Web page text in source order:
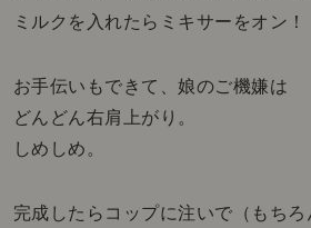
ミルクを入れたらミキサーをオン！
お手伝いもできて、娘のご機嫌は
どんどん右肩上がり。
しめしめ。
完成したらコップに注いで（もちろ